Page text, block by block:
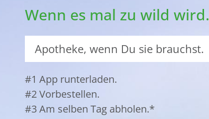
Wenn es mal zu wild wird.
Apotheke, wenn Du sie brauchst.
#1 App runterladen.
#2 Vorbestellen.
#3 Am selben Tag abholen.*